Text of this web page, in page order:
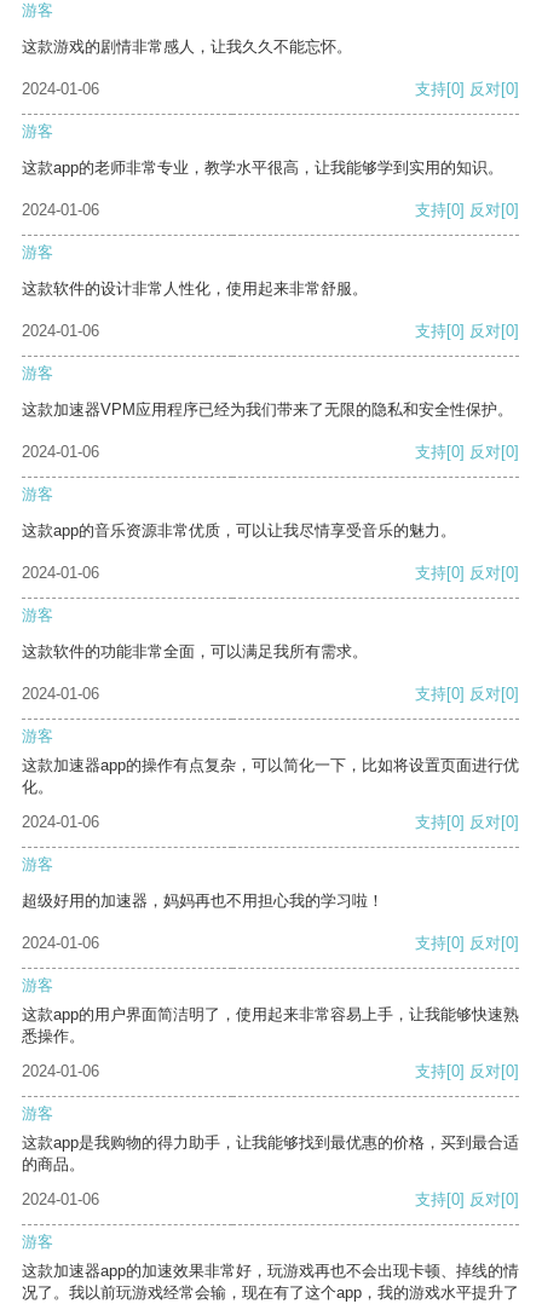
游客
这款游戏的剧情非常感人，让我久久不能忘怀。
2024-01-06 支持[0] 反对[0]
游客
这款app的老师非常专业，教学水平很高，让我能够学到实用的知识。
2024-01-06 支持[0] 反对[0]
游客
这款软件的设计非常人性化，使用起来非常舒服。
2024-01-06 支持[0] 反对[0]
游客
这款加速器VPM应用程序已经为我们带来了无限的隐私和安全性保护。
2024-01-06 支持[0] 反对[0]
游客
这款app的音乐资源非常优质，可以让我尽情享受音乐的魅力。
2024-01-06 支持[0] 反对[0]
游客
这款软件的功能非常全面，可以满足我所有需求。
2024-01-06 支持[0] 反对[0]
游客
这款加速器app的操作有点复杂，可以简化一下，比如将设置页面进行优
化。
2024-01-06
支持[0] 反对[0]
游客
超级好用的加速器，妈妈再也不用担心我的学习啦！
2024-01-06 支持[0] 反对[0]
游客
这款app的用户界面简洁明了，使用起来非常容易上手，让我能够快速熟
悉操作。
2024-01-06
支持[0] 反对[0]
游客
这款app是我购物的得力助手，让我能够找到最优惠的价格，买到最合适
的商品。
2024-01-06
支持[0] 反对[0]
游客
这款加速器app的加速效果非常好，玩游戏再也不会出现卡顿、掉线的情
况了。我以前玩游戏经常会输，现在有了这个app，我的游戏水平提升了